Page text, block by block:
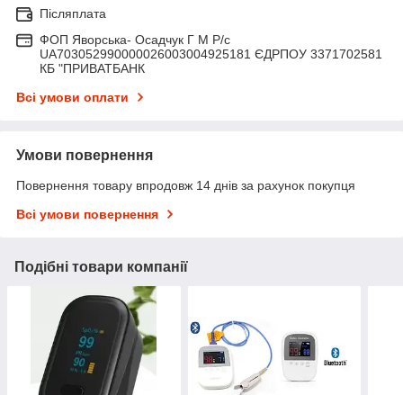
Післяплата
ФОП Яворська- Осадчук Г М Р/c
UA703052990000026003004925181 ЄДРПОУ 3371702581
КБ "ПРИВАТБАНК
Всі умови оплати
Умови повернення
Повернення товару впродовж 14 днів за рахунок покупця
Всі умови повернення
Подібні товари компанії